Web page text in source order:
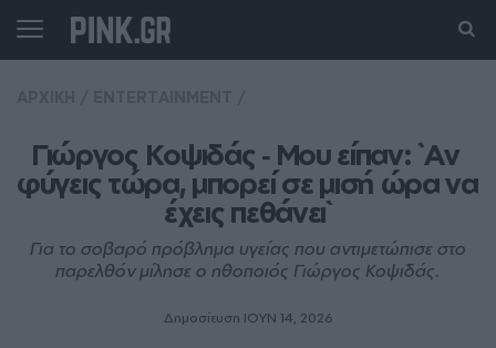
Γιώργος Κοψιδάς ‑ Μου είπαν: `Αν
φύγεις τώρα, μπορεί σε μισή ώρα να
έχεις πεθάνει`
Για το σοβαρό πρόβλημα υγείας που αντιμετώπισε στο
παρελθόν μίλησε ο ηθοποιός Γιώργος Κοψιδάς.
Δημοσίευση ΙΟΥΝ 14, 2026